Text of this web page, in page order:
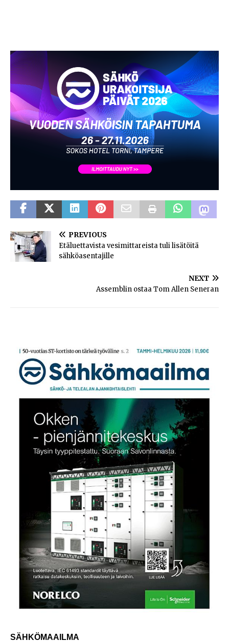
PREVIOUS
Etäluettavista vesimittareista tuli lisätöitä
sähköasentajille
NEXT
Assemblin ostaa Tom Allen Seneran
SÄHKÖMAAILMA